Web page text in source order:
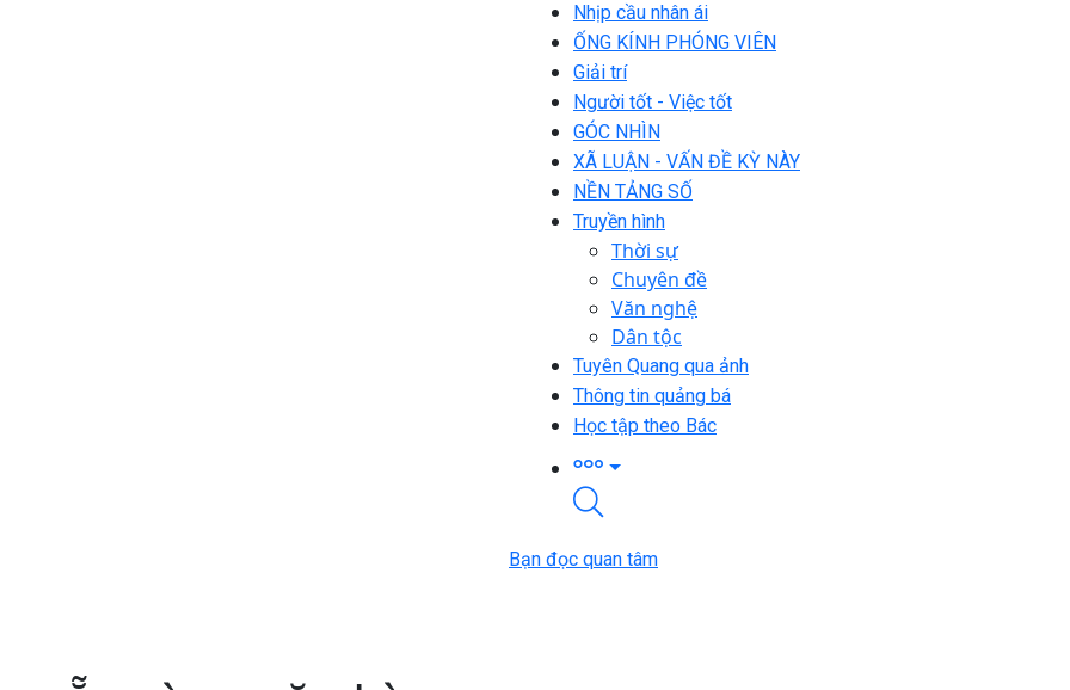
Nhịp cầu nhân ái
ỐNG KÍNH PHÓNG VIÊN
Giải trí
Người tốt - Việc tốt
GÓC NHÌN
XÃ LUẬN - VẤN ĐỀ KỲ NÀY
NỀN TẢNG SỐ
Truyền hình
Thời sự
Chuyên đề
Văn nghệ
Dân tộc
Tuyên Quang qua ảnh
Thông tin quảng bá
Học tập theo Bác
Bạn đọc quan tâm